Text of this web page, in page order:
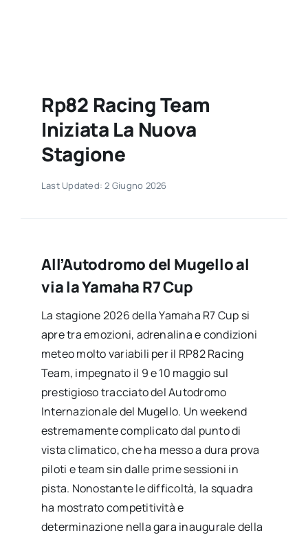
Rp82 Racing Team
Iniziata La Nuova
Stagione
Last Updated: 2 Giugno 2026
All’Autodromo del Mugello al
via la Yamaha R7 Cup
La stagione 2026 della Yamaha R7 Cup si
apre tra emozioni, adrenalina e condizioni
meteo molto variabili per il RP82 Racing
Team, impegnato il 9 e 10 maggio sul
prestigioso tracciato del Autodromo
Internazionale del Mugello. Un weekend
estremamente complicato dal punto di
vista climatico, che ha messo a dura prova
piloti e team sin dalle prime sessioni in
pista. Nonostante le difficoltà, la squadra
ha mostrato competitività e
determinazione nella gara inaugurale della